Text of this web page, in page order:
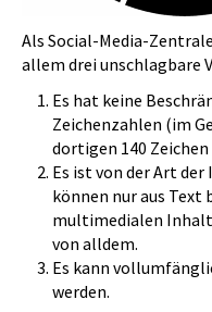
Als Social-Media-
allem drei unschlagbare
Es hat keine
Zeichenzahlen (im
dortigen 140
Es ist von der Art
können nur aus Text
multimedialen
von alldem.
Es kann
werden.